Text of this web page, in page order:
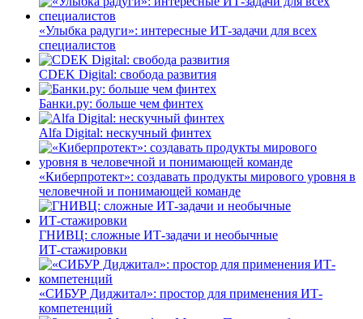
«Улыбка радуги»: интересные ИТ-задачи для всех
специалистов
CDEK Digital: свобода развития
Банки.ру: больше чем финтех
Alfa Digital: нескучный финтех
«Киберпротект»: создавать продукты мирового уровня в
человечной и понимающей команде
ГНИВЦ: сложные ИТ‑задачи и необычные
ИТ‑стажировки
«СИБУР Диджитал»: простор для применения ИТ-
компетенций